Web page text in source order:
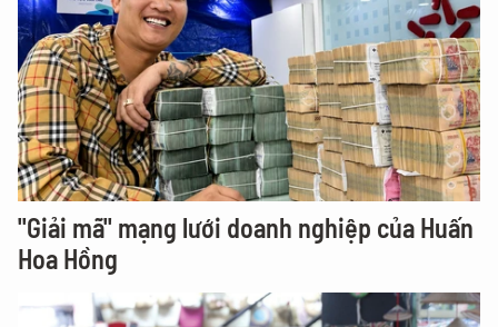
"Giải mã" mạng lưới doanh nghiệp của Huấn
Hoa Hồng